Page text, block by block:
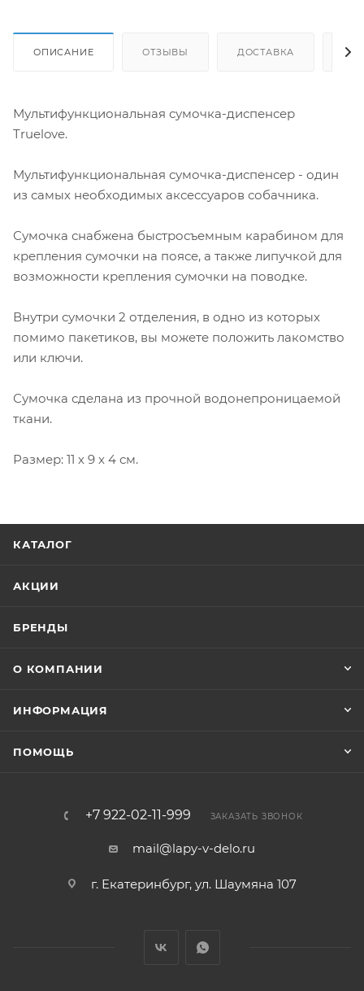
ОПИСАНИЕ ОТЗЫВЫ ДОСТАВКА
Мультифункциональная сумочка-диспенсер
Truelove.
Мультифункциональная сумочка-диспенсер - один
из самых необходимых аксессуаров собачника.
Сумочка снабжена быстросъемным карабином для
крепления сумочки на поясе, а также липучкой для
возможности крепления сумочки на поводке.
Внутри сумочки 2 отделения, в одно из которых
помимо пакетиков, вы можете положить лакомство
или ключи.
Сумочка сделана из прочной водонепроницаемой
ткани.
Размер: 11 х 9 х 4 см.
КАТАЛОГ
АКЦИИ
БРЕНДЫ
О КОМПАНИИ
ИНФОРМАЦИЯ
ПОМОЩЬ
+7 922-02-11-999 ЗАКАЗАТЬ ЗВОНОК
mail@lapy-v-delo.ru
г. Екатеринбург, ул. Шаумяна 107